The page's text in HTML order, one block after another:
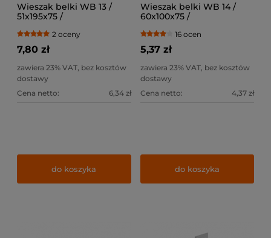
Wieszak belki WB 13 /
51x195x75 /
2 oceny
7,80 zł
zawiera 23% VAT, bez kosztów
dostawy
Cena netto:
6,34 zł
do koszyka
Wieszak belki WB 14 /
60x100x75 /
16 ocen
5,37 zł
zawiera 23% VAT, bez kosztów
dostawy
Cena netto:
4,37 zł
do koszyka